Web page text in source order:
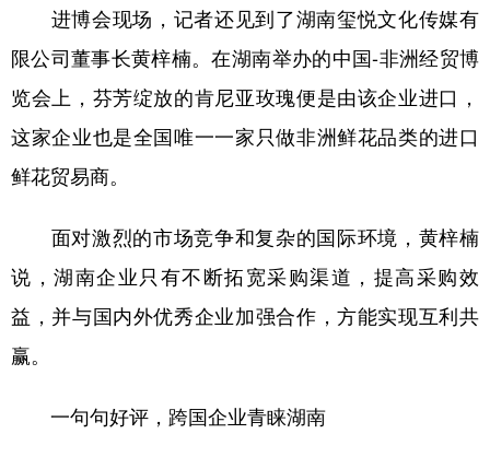
进博会现场，记者还见到了湖南玺悦文化传媒有
限公司董事长黄梓楠。在湖南举办的中国-非洲经贸博
览会上，芬芳绽放的肯尼亚玫瑰便是由该企业进口，
这家企业也是全国唯一一家只做非洲鲜花品类的进口
鲜花贸易商。
面对激烈的市场竞争和复杂的国际环境，黄梓楠
说，湖南企业只有不断拓宽采购渠道，提高采购效
益，并与国内外优秀企业加强合作，方能实现互利共
赢。
一句句好评，跨国企业青睐湖南